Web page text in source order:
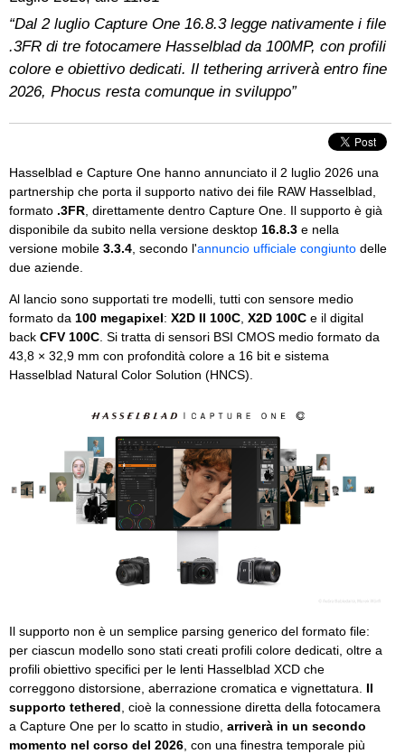
“Dal 2 luglio Capture One 16.8.3 legge nativamente i file
.3FR di tre fotocamere Hasselblad da 100MP, con profili
colore e obiettivo dedicati. Il tethering arriverà entro fine
2026, Phocus resta comunque in sviluppo”
Hasselblad e Capture One hanno annunciato il 2 luglio 2026 una
partnership che porta il supporto nativo dei file RAW Hasselblad,
formato .3FR , direttamente dentro Capture One. Il supporto è già
disponibile da subito nella versione desktop 16.8.3 e nella
versione mobile 3.3.4 , secondo l'annuncio ufficiale congiunto delle
due aziende.
Al lancio sono supportati tre modelli, tutti con sensore medio
formato da 100 megapixel: X2D II 100C X2D 100C e il digital
back CFV 100C . Si tratta di sensori BSI CMOS medio formato da
43,8 × 32,9 mm con profondità colore a 16 bit e sistema
Hasselblad Natural Color Solution (HNCS).
Il supporto non è un semplice parsing generico del formato file:
per ciascun modello sono stati creati profili colore dedicati, oltre a
profili obiettivo specifici per le lenti Hasselblad XCD che
correggono distorsione, aberrazione cromatica e vignettatura. Il
supporto tethered , cioè la connessione diretta della fotocamera
a Capture One per lo scatto in studio, arriverà in un secondo
momento nel corso del 2026 , con una finestra temporale più